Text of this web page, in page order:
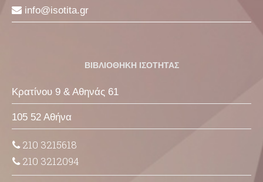
info isotita gr
ΒΙΒΛΙΟΘΗΚΗ ΙΣΟΤΗΤΑΣ
Κρατίνου 9 & Αθηνάς 61
105 52 Αθήνα
210 3215618
210 3212094